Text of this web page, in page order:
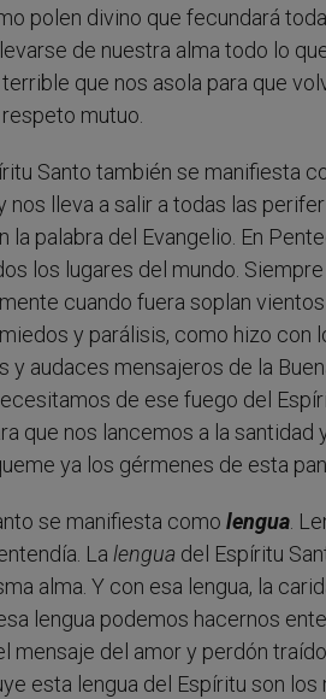
polen divino que fecundará
de nuestra alma todo lo
que nos asola para que
mutuo.
Santo también se manifiesta
nos lleva a salir a todas las
la palabra del Evangelio. En
los lugares del mundo.
cuando fuera soplan
y parálisis, como hizo
y audaces mensajeros de la
de ese fuego del
que nos lancemos a la
ya los gérmenes de esta
se manifiesta como lengua .
La lengua del Espíritu
alma. Y con esa lengua, la
lengua podemos hacernos
mensaje del amor y perdón
esta lengua del Espíritu son